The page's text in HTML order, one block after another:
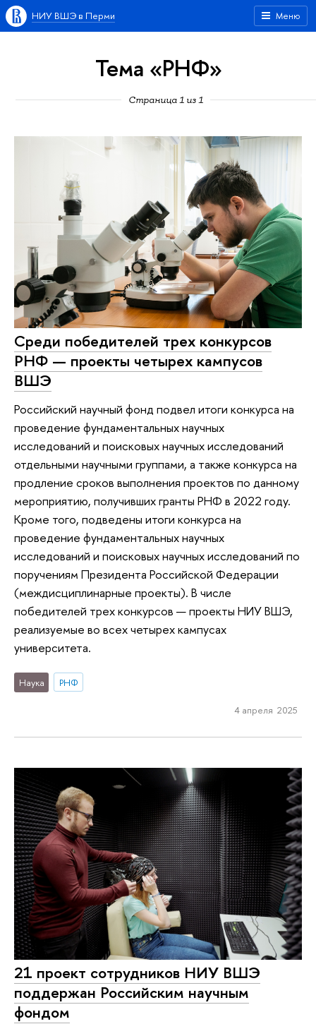
Меню
НИУ ВШЭ в Перми
Тема «РНФ»
Страница 1 из 1
Среди победителей трех конкурсов
РНФ — проекты четырех кампусов
ВШЭ
Российский научный фонд подвел итоги конкурса на
проведение фундаментальных научных
исследований и поисковых научных исследований
отдельными научными группами, а также конкурса на
продление сроков выполнения проектов по данному
мероприятию, получивших гранты РНФ в 2022 году.
Кроме того, подведены итоги конкурса на
проведение фундаментальных научных
исследований и поисковых научных исследований по
поручениям Президента Российской Федерации
(междисциплинарные проекты). В числе
победителей трех конкурсов — проекты НИУ ВШЭ,
реализуемые во всех четырех кампусах
университета.
Наука РНФ
4 апреля 2025
21 проект сотрудников НИУ ВШЭ
поддержан Российским научным
фондом